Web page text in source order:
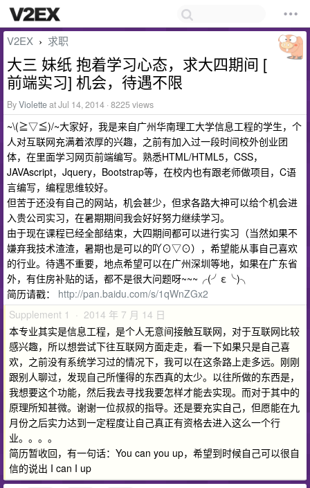
V2EX › 求职
大三 妹纸 抱着学习心态，求大四期间 [
前端实习] 机会，待遇不限
ByVioletteat Jul 14, 2014 · 8225 views
~\(≧▽≦)/~大家好，我是来自广州华南理工大学信息工程的学生，个
人对互联网充满着浓厚的兴趣，之前有加入过一段时间校外创业团
体，在里面学习网页前端编写。熟悉HTML/HTML5，CSS，
JAVAscript，Jquery，Bootstrap等，在校内也有跟老师做项目，C语
言编写，编程思维较好。
但苦于还没有自己的网站，机会甚少，但求各路大神可以给个机会进
入贵公司实习，在暑期期间我会好好努力继续学习。
由于现在课程已经全部结束，大四期间都可以进行实习（当然如果不
嫌弃我技术渣渣，暑期也是可以的吖⊙▽⊙），希望能从事自己喜欢
的行业。待遇不重要，地点希望可以在广州深圳等地，如果在广东省
外，有住房补贴的话，都不是很大问题呀~~~╭(╯ε╰)╮
简历请戳： http://pan.baidu.com/s/1qWnZGx2
Supplement 1 · 2014 年 7 月 14 日
本专业其实是信息工程，是个人无意间接触互联网，对于互联网比较
感兴趣，所以想尝试下往互联网方面走走，看一下如果只是自己喜
欢，之前没有系统学习过的情况下，我可以在这条路上走多远。刚刚
跟别人聊过，发现自己所懂得的东西真的太少。以往所做的东西是，
我想要这个功能，然后我去寻找我要怎样才能去实现。而对于其中的
原理所知甚微。谢谢一位叔叔的指导。还是要充实自己，但愿能在九
月份之后实力达到一定程度让自己真正有资格去进入这么一个行
业。。。。
简历暂收回，有一句话：You can you up，希望到时候自己可以很自
信的说出 I can I up